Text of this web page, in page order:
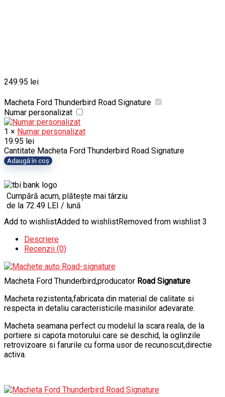
249.95 lei
Macheta Ford Thunderbird Road Signature
Numar personalizat
1 × Numar personalizat
19.95 lei
Cantitate Macheta Ford Thunderbird Road Signature
Adaugă în coș
Cumpără acum, plătește mai târziu
de la 72.49 LEI / lună
Add to wishlistAdded to wishlistRemoved from wishlist 3
Descriere
Recenzii (0)
Macheta Ford Thunderbird,producator Road Signature
Macheta rezistenta,fabricata din material de calitate si
respecta in detaliu caracteristicile masinilor adevarate.
Macheta seamana perfect cu modelul la scara reala, de la
portiere si capota motorului care se deschid, la oglinzile
retrovizoare si farurile cu forma usor de recunoscut,directie
activa.